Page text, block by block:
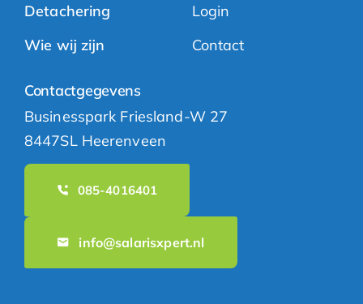
Detachering
Wie wij zijn
Login
Contact
Contactgegevens
Businesspark Friesland-W 27
8447SL Heerenveen
085-4016401
info@salarisxpert.nl